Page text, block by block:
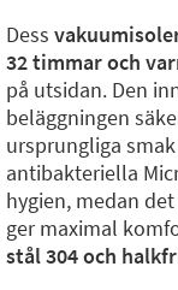
Dess
32 timmar och
på utsidan. Den
beläggningen
ursprungliga
antibakteriella
hygien, medan
ger maximal
stål 304 och